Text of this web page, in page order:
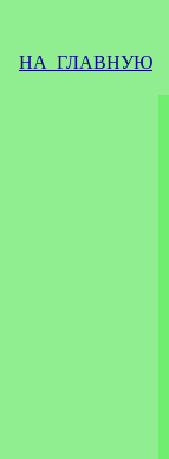
НА ГЛАВНУЮ